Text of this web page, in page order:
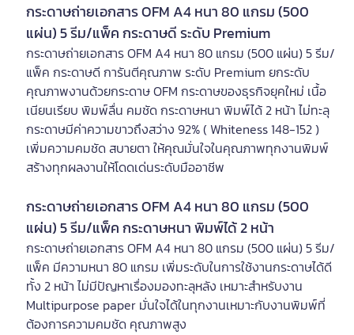
กระดาษถ่ายเอกสาร OFM A4 หนา 80 แกรม (500
แผ่น) 5 รีม/แพ็ค กระดาษดี ระดับ Premium
กระดาษถ่ายเอกสาร OFM A4 หนา 80 แกรม (500 แผ่น) 5 รีม/
แพ็ค กระดาษดี การันตีคุณภาพ ระดับ Premium ยกระดับ
คุณภาพงานด้วยกระดาษ OFM กระดาษของธุรกิจยุคใหม่ เนื้อ
เนียนเรียบ พิมพ์ลื่น คมชัด กระดาษหนา พิมพ์ได้ 2 หน้า ไม่ทะลุ
กระดาษมีค่าความขาวถึงสว่าง 92% ( Whiteness 148-152 )
เพิ่มความคมชัด สบายตา ให้คุณมั่นใจในคุณภาพทุกงานพิมพ์
สร้างทุกผลงานให้โดดเด่นระดับมืออาชีพ
กระดาษถ่ายเอกสาร OFM A4 หนา 80 แกรม (500
แผ่น) 5 รีม/แพ็ค กระดาษหนา พิมพ์ได้ 2 หน้า
กระดาษถ่ายเอกสาร OFM A4 หนา 80 แกรม (500 แผ่น) 5 รีม/
แพ็ค มีความหนา 80 แกรม เพิ่มระดับในการใช้งานกระดาษได้ดี
ทั้ง 2 หน้า ไม่มีปัญหาเรื่องมองทะลุหลัง เหมาะสำหรับงาน
Multipurpose paper มั่นใจได้ในทุกงานเหมาะกับงานพิมพ์ที่
ต้องการความคมชัด คุณภาพสูง